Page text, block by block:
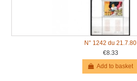
N° 1242 du 21.7.80
€8.33
Add to basket